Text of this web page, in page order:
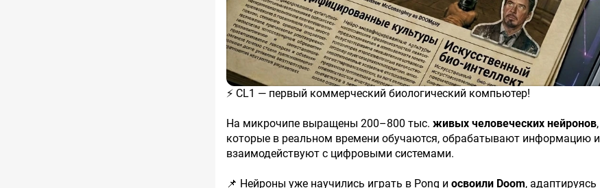
⚡️ CL1 — первый коммерческий биологический компьютер!
На микрочипе выращены 200–800 тыс. живых человеческих нейронов,
которые в реальном времени обучаются, обрабатывают информацию и
взаимодействуют с цифровыми системами.
📌 Нейроны уже научились играть в Pong и освоили Doom, адаптируясь